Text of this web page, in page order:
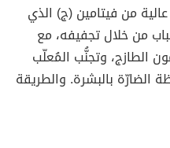
من فيتامين (ج) الذي
من خلال تجفيفه، مع
الطازج، وتجنُّب المُعلّب
الضارّة بالبشرة. والطريقة